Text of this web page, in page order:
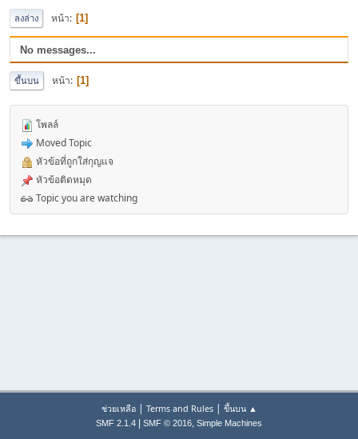
ลงล่าง หน้า 1
No messages...
ขึ้นบน หน้า 1
โพลล์
Moved Topic
หัวข้อที่ถูกใส่กุญแจ
หัวข้อติดหมุด
Topic you are watching
ช่วยเหลือ| Terms and Rules| ขึ้นบน ▲
SMF 2.1.4 SMF © 2016, Simple Machines